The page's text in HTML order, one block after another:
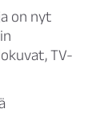
on nyt
TV-